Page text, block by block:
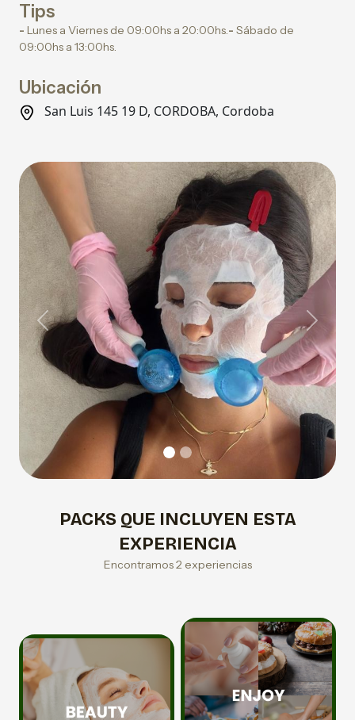
Tips
- Lunes a Viernes de 09:00hs a 20:00hs.- Sábado de
09:00hs a 13:00hs.
Ubicación
San Luis 145 19 D, CORDOBA, Cordoba
Previous Next
PACKS QUE INCLUYEN ESTA
EXPERIENCIA
Encontramos 2 experiencias